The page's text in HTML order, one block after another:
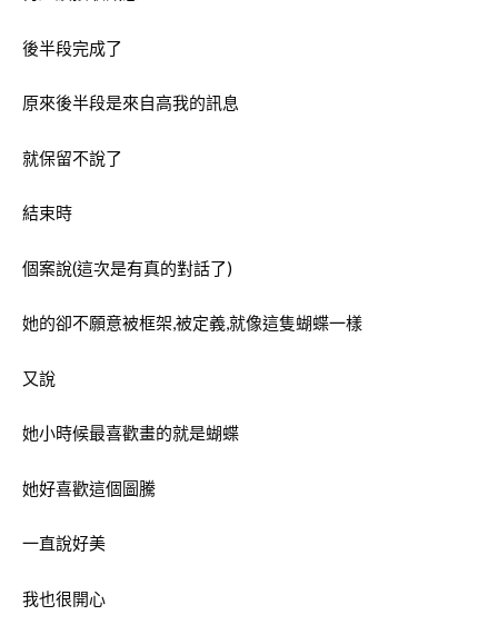
後半段完成了
原來後半段是來自高我的訊息
就保留不說了
結束時
個案說(這次是有真的對話了)
她的卻不願意被框架,被定義,就像這隻蝴蝶一樣
又說
她小時候最喜歡畫的就是蝴蝶
她好喜歡這個圖騰
一直說好美
我也很開心